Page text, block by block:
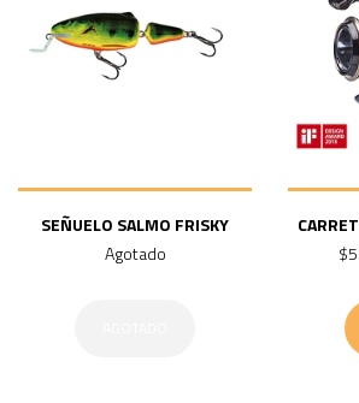
SEÑUELO SALMO FRISKY
Agotado